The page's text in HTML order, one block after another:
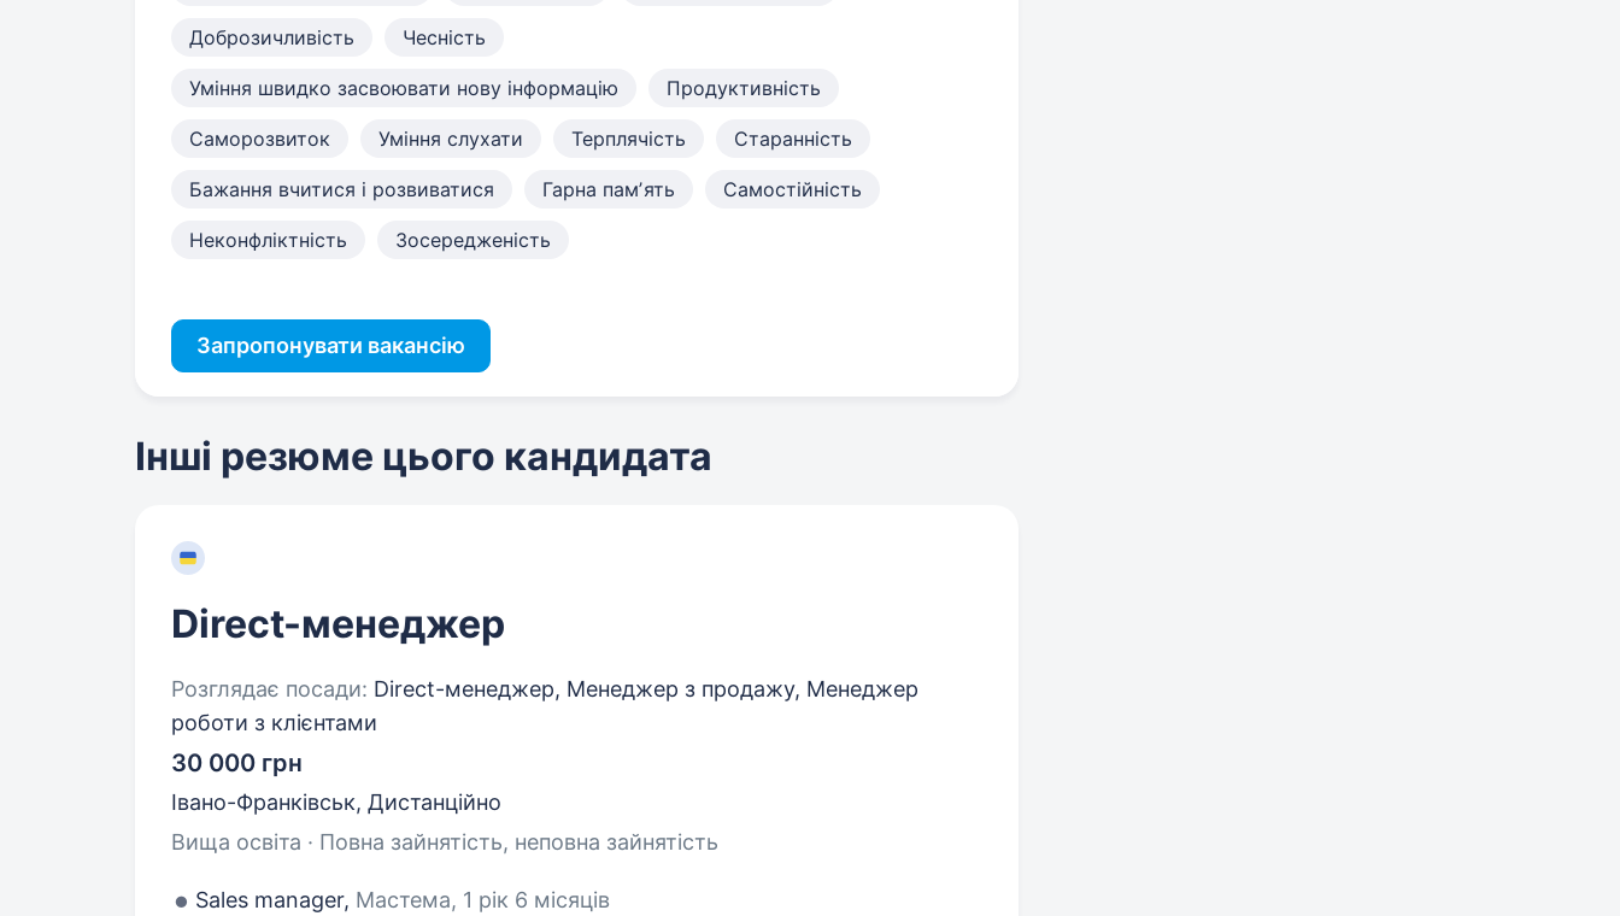
Доброзичливість Чесність
Уміння швидко засвоювати нову інформацію Продуктивність
Саморозвиток Уміння слухати Терплячість Старанність
Бажання вчитися і розвиватися Гарна памʼять Самостійність
Неконфліктність Зосередженість
Запропонувати вакансію
Інші резюме цього кандидата
Direct-менеджер
Розглядає посади: Direct-менеджер, Менеджер з продажу, Менеджер
роботи з клієнтами
30 000 грн
Івано-Франківськ, Дистанційно
Вища освіта · Повна зайнятість, неповна зайнятість
Sales manager, Мастема, 1 рік 6 місяців